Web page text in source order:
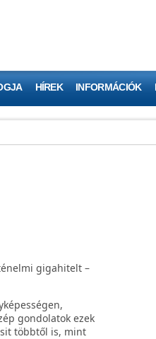
HÍREK INFORMÁCIÓK
gigahitelt –
gondolatok ezek
többtől is, mint